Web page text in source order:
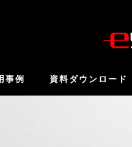
事例 資料ダウンロード